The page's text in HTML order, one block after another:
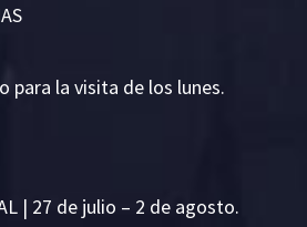
para la visita de los lunes.
| 27 de julio – 2 de agosto.